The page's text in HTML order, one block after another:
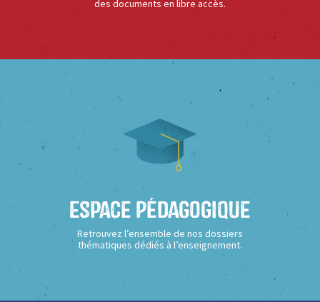
des documents en libre accès.
Espace Pédagogique
Retrouvez l’ensemble de nos dossiers
thématiques dédiés à l’enseignement.